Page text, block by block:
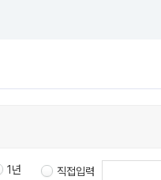
1년 직접입력